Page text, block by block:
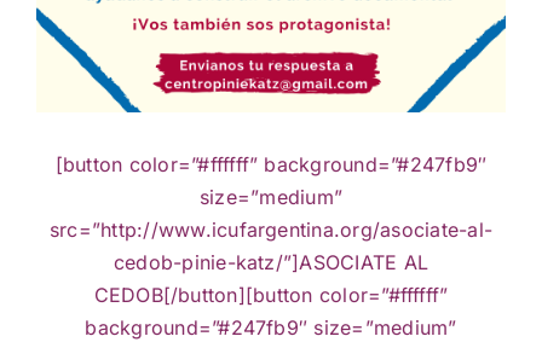
[button color=”#ffffff” background=”#247fb9″
size=”medium”
src=”http://www.icufargentina.org/asociate-al-
cedob-pinie-katz/”]ASOCIATE AL
CEDOB[/button][button color=”#ffffff”
background=”#247fb9″ size=”medium”